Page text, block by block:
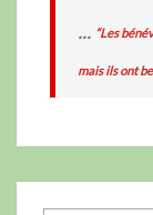
... “Les
mais ils ont